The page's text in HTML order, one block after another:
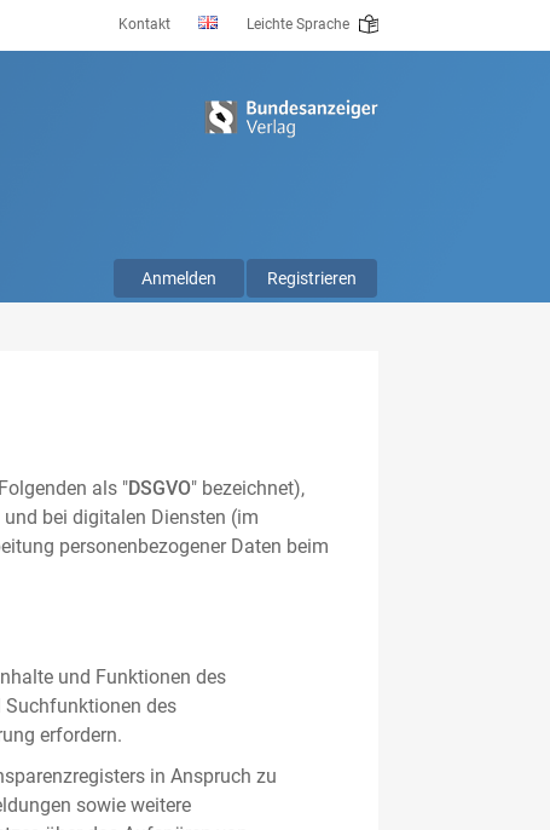
Kontakt Leichte Sprache
Anmelden Registrieren
als "DSGVO" bezeichnet),
bei digitalen Diensten (im
personenbezogener Daten beim
und Funktionen des
Suchfunktionen des
erfordern.
in Anspruch zu
sowie weitere